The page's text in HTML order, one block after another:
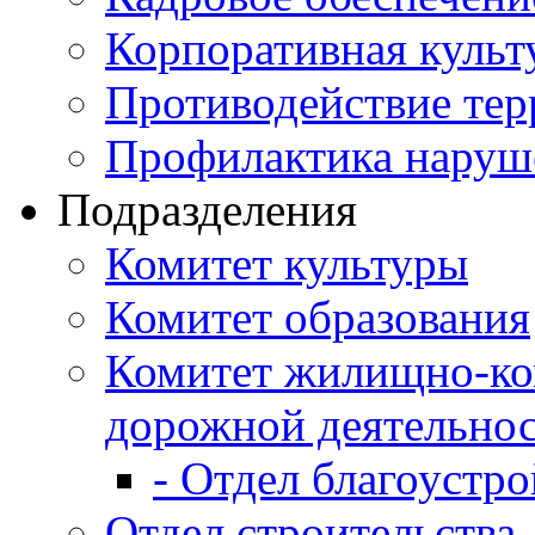
Корпоративная
Противодействие
Профилактика
Подразделения
Комитет культуры
Комитет образования
Комитет жилищно-
дорожной
- Отдел